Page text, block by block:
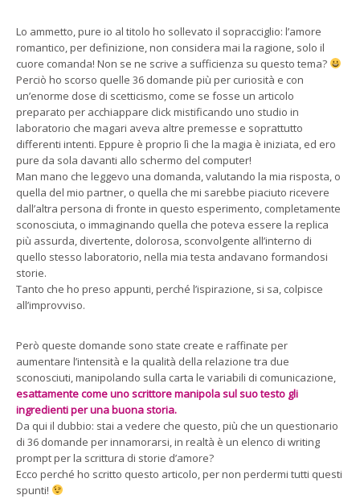
Lo ammetto, pure io al titolo ho sollevato il sopracciglio: l’amore
romantico, per definizione, non considera mai la ragione, solo il
cuore comanda! Non se ne scrive a sufficienza su questo tema?
Perciò ho scorso quelle 36 domande più per curiosità e con
un’enorme dose di scetticismo, come se fosse un articolo
preparato per acchiappare click mistificando uno studio in
laboratorio che magari aveva altre premesse e soprattutto
differenti intenti. Eppure è proprio lì che la magia è iniziata, ed ero
pure da sola davanti allo schermo del computer!
Man mano che leggevo una domanda, valutando la mia risposta, o
quella del mio partner, o quella che mi sarebbe piaciuto ricevere
dall’altra persona di fronte in questo esperimento, completamente
sconosciuta, o immaginando quella che poteva essere la replica
più assurda, divertente, dolorosa, sconvolgente all’interno di
quello stesso laboratorio, nella mia testa andavano formandosi
storie.
Tanto che ho preso appunti, perché l’ispirazione, si sa, colpisce
all’improvviso.
Però queste domande sono state create e raffinate per
aumentare l’intensità e la qualità della relazione tra due
sconosciuti, manipolando sulla carta le variabili di comunicazione,
esattamente come uno scrittore manipola sul suo testo gli
ingredienti per una buona storia.
Da qui il dubbio: stai a vedere che questo, più che un questionario
di 36 domande per innamorarsi, in realtà è un elenco di writing
prompt per la scrittura di storie d’amore?
Ecco perché ho scritto questo articolo, per non perdermi tutti questi
spunti!